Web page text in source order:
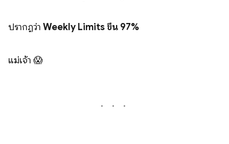
ปรากฏว่า Weekly Limits ขึ้น 97%
แม่เจ้า 😱